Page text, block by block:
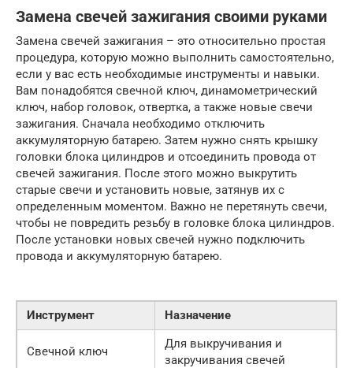
Замена свечей зажигания своими руками
Замена свечей зажигания – это относительно простая
процедура, которую можно выполнить самостоятельно,
если у вас есть необходимые инструменты и навыки.
Вам понадобятся свечной ключ, динамометрический
ключ, набор головок, отвертка, а также новые свечи
зажигания. Сначала необходимо отключить
аккумуляторную батарею. Затем нужно снять крышку
головки блока цилиндров и отсоединить провода от
свечей зажигания. После этого можно выкрутить
старые свечи и установить новые, затянув их с
определенным моментом. Важно не перетянуть свечи,
чтобы не повредить резьбу в головке блока цилиндров.
После установки новых свечей нужно подключить
провода и аккумуляторную батарею.
Инструмент Назначение
Свечной ключ
Для выкручивания и
закручивания свечей